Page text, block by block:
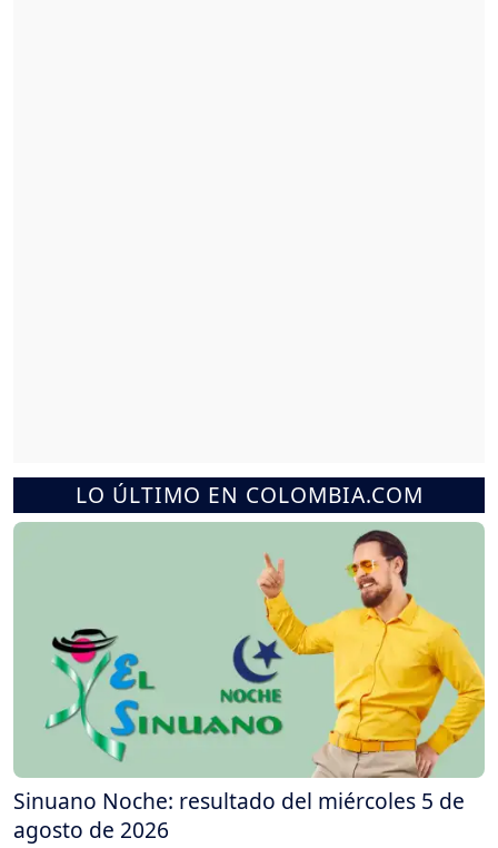
LO ÚLTIMO EN COLOMBIA.COM
Sinuano Noche: resultado del miércoles 5 de
agosto de 2026